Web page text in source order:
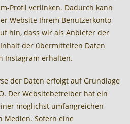
Profil verlinken. Dadurch kann
Website Ihrem Benutzerkonto
hin, dass wir als Anbieter der
der übermittelten Daten
Instagram erhalten.
der Daten erfolgt auf Grundlage
Der Websitebetreiber hat ein
möglichst umfangreichen
Medien. Sofern eine